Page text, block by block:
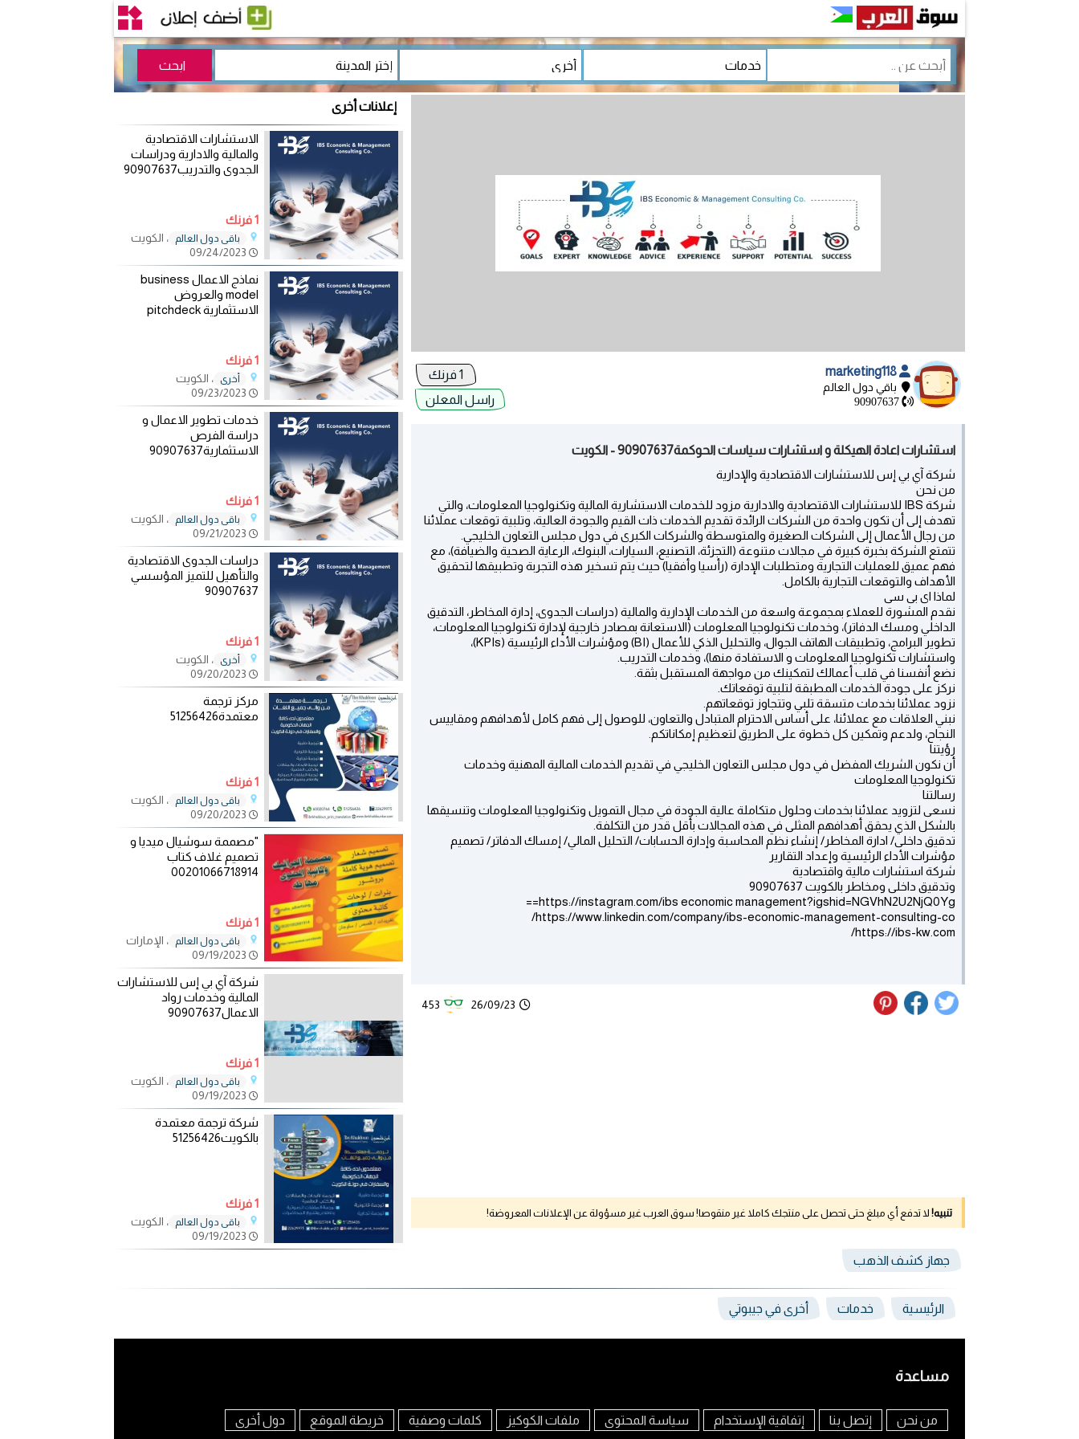
باقي دول العالم
90907637
راسل المعلن
استشارات اعادة الهيكلة و استشارات سياسات الحوكمة90907637 - الكويت
شركة آي بي إس للاستشارات الاقتصادية والإدارية
من نحن
شركة IBS للاستشارات الاقتصادية والادارية مزود للخدمات الاستشارية المالية وتكنولوجيا المعلومات، والتي
تهدف إلى أن تكون واحدة من الشركات الرائدة تقديم الخدمات ذات القيم والجودة العالية، وتلبية توقعات عملائنا
من رجال الأعمال إلى الشركات الصغيرة والمتوسطة والشركات الكبرى في دول مجلس التعاون الخليجي.
تتمتع الشركة بخبرة كبيرة في مجالات متنوعة (التجزئة، التصنيع، السيارات، البنوك، الرعاية الصحية والضيافة)، مع
فهم عميق للعمليات التجارية ومتطلبات الإدارة (رأسيا وأفقيا) حيث يتم تسخير هذه التجربة وتطبيقها لتحقيق
الأهداف والتوقعات التجارية بالكامل.
لماذا اى بى سى
نقدم المشورة للعملاء بمجموعة واسعة من الخدمات الإدارية والمالية (دراسات الجدوى، إدارة المخاطر، التدقيق
الداخلي ومسك الدفاتر)، وخدمات تكنولوجيا المعلومات (الاستعانة بمصادر خارجية لإدارة تكنولوجيا المعلومات،
تطوير البرامج، وتطبيقات الهاتف الجوال، والتحليل الذكي للأعمال (BI) ومؤشرات الأداء الرئيسية (KPIs)،
واستشارات تكنولوجيا المعلومات و الاستفادة منها)، وخدمات التدريب.
نضع أنفسنا في قلب أعمالك لتمكينك من مواجهة المستقبل بثقة.
نركز على جودة الخدمات المطبقة لتلبية توقعاتك.
نزود عملائنا بخدمات متسقة تلبي وتتجاوز توقعاتهم.
نبني العلاقات مع عملائنا، على أساس الاحترام المتبادل والتعاون، للوصول إلى فهم كامل لأهدافهم ومقاييس
النجاح، ولدعم وتمكين كل خطوة على الطريق لتعظيم إمكاناتكم.
رؤيتنا
أن نكون الشريك المفضل في دول مجلس التعاون الخليجي في تقديم الخدمات المالية المهنية وخدمات
تكنولوجيا المعلومات
رسالتنا
نسعى لتزويد عملائنا بخدمات وحلول متكاملة عالية الجودة في مجال التمويل وتكنولوجيا المعلومات وتنسيقها
بالشكل الذي يحقق أهدافهم المثلى في هذه المجالات بأقل قدر من التكلفة.
تدقيق داخلى/ ادارة المخاطر/ إنشاء نظم المحاسبة وإدارة الحسابات/ التحليل المالي/ إمساك الدفاتر/ تصميم
مؤشرات الأداء الرئيسية وإعداد التقارير
شركة استشارات مالية واقتصادية
وتدقيق داخلى ومخاطر بالكويت 90907637
https://instagram.com/ibs economic management?igshid=NGVhN2U2NjQ0Yg==
https://www.linkedin.com/company/ibs-economic-management-consulting-co/
https://ibs-kw.com/
26/09/23
453
تنبيه! لا تدفع أي مبلغ حتى تحصل على منتجك كاملا غير منقوصا! سوق العرب غير مسؤولة عن الإعلانات المعروضة!
جهاز كشف الذهب
إعلانات أخرى
الاستشارات الاقتصادية
والمالية والادارية ودراسات
الجدوى والتدريب90907637
1 فرنك
باقي دول العالم
، الكويت
09/24/2023
نماذج الاعمال business
model والعروض
الاستثمارية pitchdeck
1 فرنك
أخرى
، الكويت
09/23/2023
خدمات تطوير الاعمال و
دراسة الفرص
الاستثمارية90907637
1 فرنك
باقي دول العالم
، الكويت
09/21/2023
دراسات الجدوى الاقتصادية
والتأهيل للتميز المؤسسي
90907637
1 فرنك
أخرى
، الكويت
09/20/2023
مركز ترجمة
معتمدة51256426
1 فرنك
باقي دول العالم
، الكويت
09/20/2023
"مصممة سوشيال ميديا و
تصميم غلاف كتاب
00201066718914
1 فرنك
باقي دول العالم
، الإمارات
09/19/2023
شركة آي بي إس للاستشارات
المالية وخدمات رواد
الاعمال90907637
1 فرنك
باقي دول العالم
، الكويت
09/19/2023
شركة ترجمة معتمدة
بالكويت51256426
1 فرنك
باقي دول العالم
، الكويت
09/19/2023
الرئيسية خدمات أخرى في جيبوتي
مساعدة
من نحن إتصل بنا إتفاقية الإستخدام سياسة المحتوى ملفات الكوكيز كلمات وصفية خريطة الموقع دول أخرى